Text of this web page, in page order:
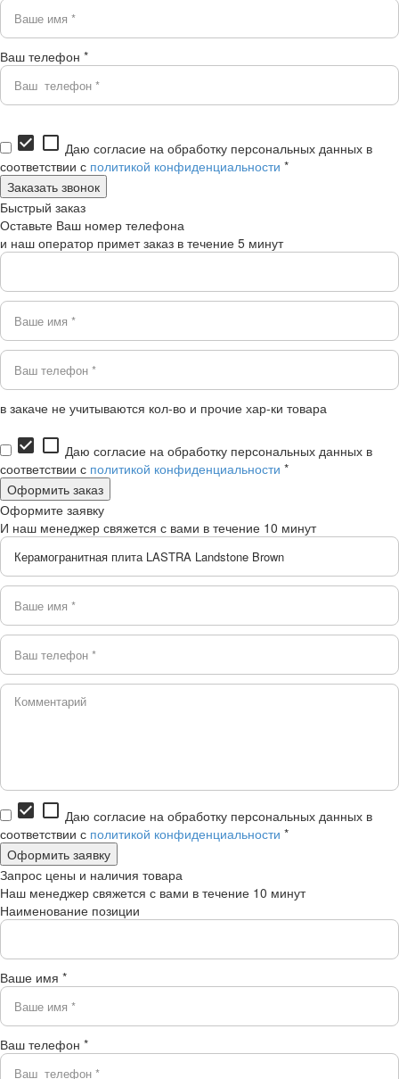
Ваш телефон *
check_box check_box_outline_blank Даю согласие на обработку персональных данных в
соответствии с политикой конфиденциальности *
Быстрый заказ
Оставьте Ваш номер телефона
и наш оператор примет заказ в течение 5 минут
в закаче не учитываются кол-во и прочие хар-ки товара
check_box check_box_outline_blank Даю согласие на обработку персональных данных в
соответствии с политикой конфиденциальности *
Оформите заявку
И наш менеджер свяжется с вами в течение 10 минут
check_box check_box_outline_blank Даю согласие на обработку персональных данных в
соответствии с политикой конфиденциальности *
Запрос цены и наличия товара
Наш менеджер свяжется с вами в течение 10 минут
Наименование позиции
Ваше имя *
Ваш телефон *